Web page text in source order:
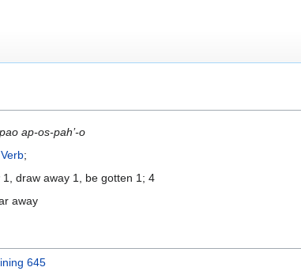
ap-os-pah’-o
Verb;
draw away 1, be gotten 1; 4
away
645